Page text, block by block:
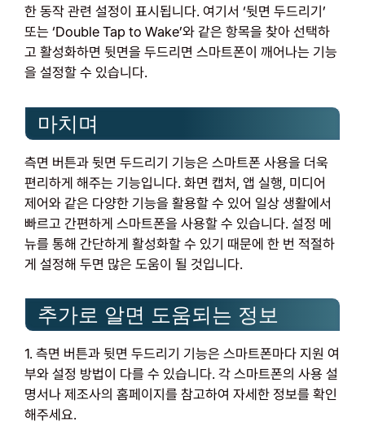
한 동작 관련 설정이 표시됩니다. 여기서 ‘뒷면 두드리기’
또는 ‘Double Tap to Wake’와 같은 항목을 찾아 선택하
고 활성화하면 뒷면을 두드리면 스마트폰이 깨어나는 기능
을 설정할 수 있습니다.
마치며
측면 버튼과 뒷면 두드리기 기능은 스마트폰 사용을 더욱
편리하게 해주는 기능입니다. 화면 캡처, 앱 실행, 미디어
제어와 같은 다양한 기능을 활용할 수 있어 일상 생활에서
빠르고 간편하게 스마트폰을 사용할 수 있습니다. 설정 메
뉴를 통해 간단하게 활성화할 수 있기 때문에 한 번 적절하
게 설정해 두면 많은 도움이 될 것입니다.
추가로 알면 도움되는 정보
1. 측면 버튼과 뒷면 두드리기 기능은 스마트폰마다 지원 여
부와 설정 방법이 다를 수 있습니다. 각 스마트폰의 사용 설
명서나 제조사의 홈페이지를 참고하여 자세한 정보를 확인
해주세요.